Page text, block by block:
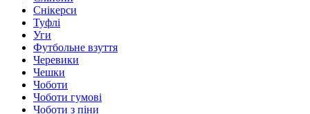
Снікерси
Туфлі
Уги
Футбольне взуття
Черевики
Чешки
Чоботи
Чоботи гумові
Чоботи з піни